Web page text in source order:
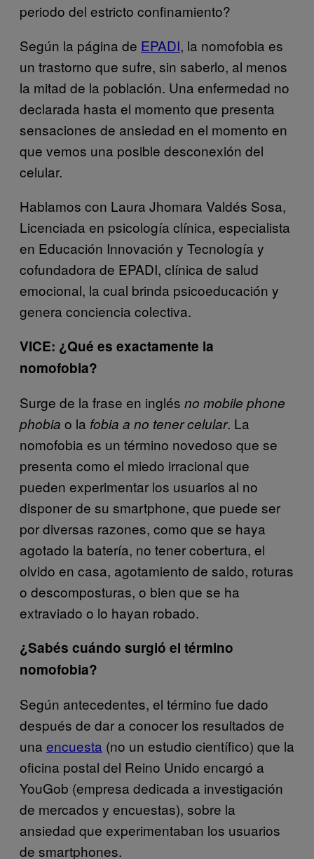
periodo del estricto confinamiento?
Según la página de EPADI, la nomofobia es
un trastorno que sufre, sin saberlo, al menos
la mitad de la población. Una enfermedad no
declarada hasta el momento que presenta
sensaciones de ansiedad en el momento en
que vemos una posible desconexión del
celular.
Hablamos con Laura Jhomara Valdés Sosa,
Licenciada en psicología clínica, especialista
en Educación Innovación y Tecnología y
cofundadora de EPADI, clínica de salud
emocional, la cual brinda psicoeducación y
genera conciencia colectiva.
VICE: ¿Qué es exactamente la
nomofobia?
Surge de la frase en inglés no mobile phone
phobia o la fobia a no tener celular. La
nomofobia es un término novedoso que se
presenta como el miedo irracional que
pueden experimentar los usuarios al no
disponer de su smartphone, que puede ser
por diversas razones, como que se haya
agotado la batería, no tener cobertura, el
olvido en casa, agotamiento de saldo, roturas
o descomposturas, o bien que se ha
extraviado o lo hayan robado.
¿Sabés cuándo surgió el término
nomofobia?
Según antecedentes, el término fue dado
después de dar a conocer los resultados de
una encuesta (no un estudio científico) que la
oficina postal del Reino Unido encargó a
YouGob (empresa dedicada a investigación
de mercados y encuestas), sobre la
ansiedad que experimentaban los usuarios
de smartphones.